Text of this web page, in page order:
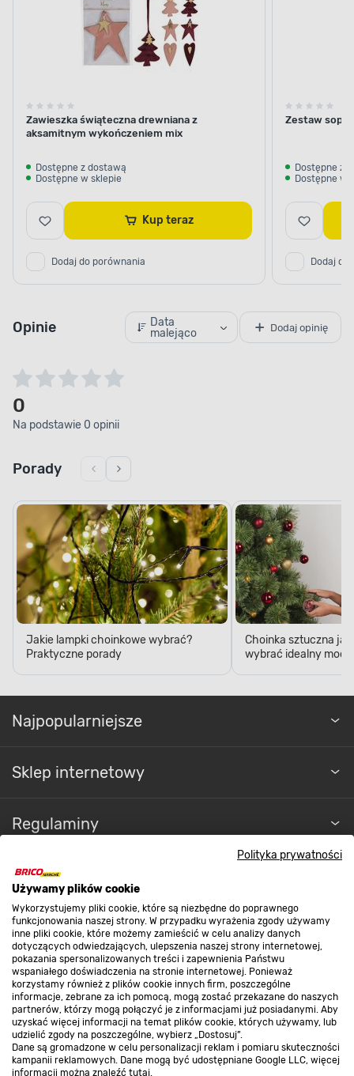
Polityka prywatności
Używamy plików cookie
Wykorzystujemy pliki cookie, które są niezbędne do poprawnego
funkcjonowania naszej strony. W przypadku wyrażenia zgody używamy
inne pliki cookie, które możemy zamieścić w celu analizy danych
dotyczących odwiedzających, ulepszenia naszej strony internetowej,
pokazania spersonalizowanych treści i zapewnienia Państwu
wspaniałego doświadczenia na stronie internetowej. Ponieważ
korzystamy również z plików cookie innych firm, poszczególne
informacje, zebrane za ich pomocą, mogą zostać przekazane do naszych
partnerów, którzy mogą połączyć je z informacjami już posiadanymi. Aby
uzyskać więcej informacji na temat plików cookie, których używamy, lub
udzielić zgody na poszczególne, wybierz „Dostosuj”.
Dane są gromadzone w celu personalizacji reklam i pomiaru skuteczności
kampanii reklamowych. Dane mogą być udostępniane Google LLC, więcej
informacji można znaleźć tutaj.
Zawieszka świąteczna drewniana z
aksamitnym wykończeniem mix
Dostępne z dostawą
Dostępne w sklepie
Kup teraz
Dodaj do porównania
Zestaw sopli
Dostępne z
Dostępne w
Dodaj do
Opinie
Data
malejąco
Dodaj opinię
0
Na podstawie 0 opinii
Porady
Jakie lampki choinkowe wybrać?
Praktyczne porady
Choinka sztuczna
wybrać idealny
Najpopularniejsze
Sklep internetowy
Regulaminy
Promocje
Nasze sklepy
O nas
Kontakt do sklepu